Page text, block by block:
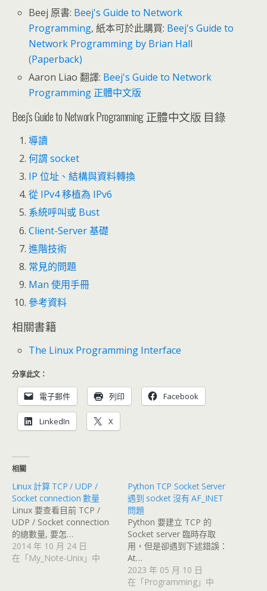
Beej 原書: Beej's Guide to Network
Programming, 紙本可於此購買: Beej's Guide to
Network Programming by Brian Hall
(Paperback)
Aaron Liao 翻譯: Beej's Guide to Network
Programming 正體中文版
Beej's Guide to Network Programming 正體中文版 目錄
導讀
何謂 socket
IP 位址、結構與資料轉換
從 IPv4 移植為 IPv6
系統呼叫或 Bust
Client-Server 基礎
進階技術
常見的問題
Man 使用手冊
參考資料
相關書籍
The Linux Programming Interface
分享此文：
電子郵件 列印 Facebook
LinkedIn X
相關
Linux 計算 TCP / UDP /
Socket connection 數量
Linux 要查看目前 TCP /
UDP / Socket connection
的總數量, 要怎…
2014 年 10 月 24 日
在「My_Note-Unix」中
Python TCP Socket Server
遇到 socket 沒有 AF_INET
問題
Python 要建立 TCP 的
Socket server 臨時存取
用，但是卻遇到下述錯誤：
At…
2023 年 05 月 10 日
在「Programming」中